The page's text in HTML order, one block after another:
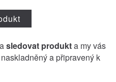
sledovat produkta my vás
a připravený k